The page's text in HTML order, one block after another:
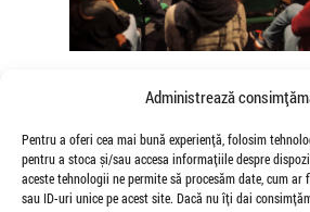
Administrează
Pentru a oferi cea mai bună experiență, folosim
pentru a stoca și/sau accesa informațiile despre
aceste tehnologii ne permite să procesăm date, cum
sau ID-uri unice pe acest site. Dacă nu îți dai
Somatice susținute de
Mădălina Dan și Valentina
Niculae
de Veioza Arte